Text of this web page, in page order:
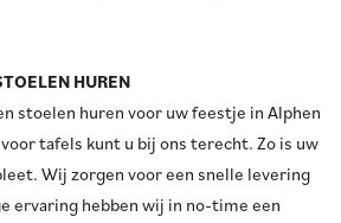
HUREN
stoelen huren voor uw feestje in Alphen
tafels kunt u bij ons terecht. Zo is uw
Wij zorgen voor een snelle levering
ervaring hebben wij in no-time een